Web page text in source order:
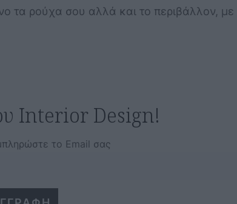
τα ρούχα σου αλλά και το περιβάλλον, με
Interior Design!
το Email σας